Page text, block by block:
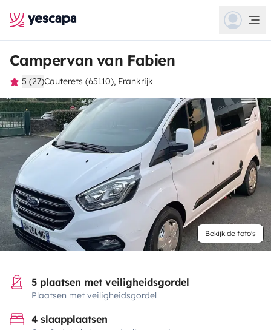
Campervan van Fabien
5 (27)Cauterets (65110), Frankrijk
Bekijk de foto's
5 plaatsen met veiligheidsgordel
Plaatsen met veiligheidsgordel
4 slaapplaatsen